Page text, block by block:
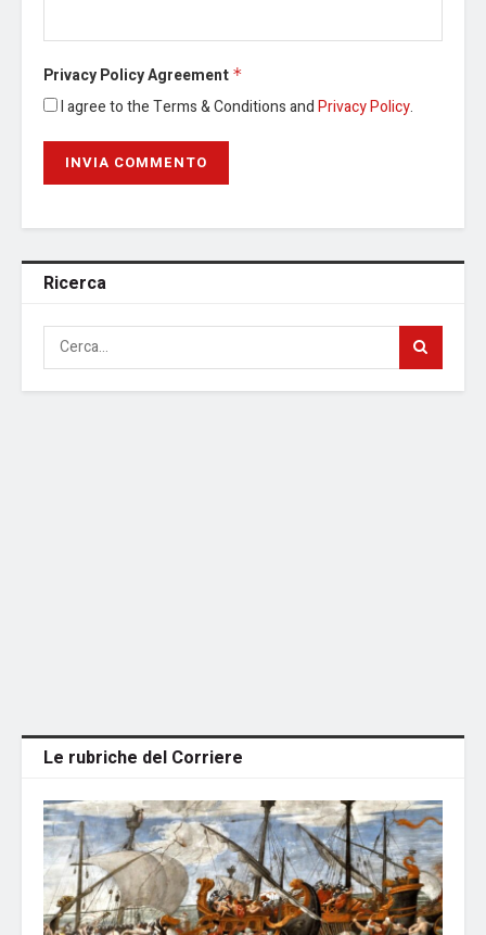
Privacy Policy Agreement *
I agree to the Terms & Conditions andPrivacy Policy.
Ricerca
Le rubriche del Corriere